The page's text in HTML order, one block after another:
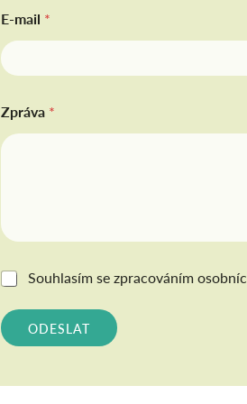
E-mail *
Zpráva *
G
D
P
R
*
Souhlasím sezpracováním
ODESLAT